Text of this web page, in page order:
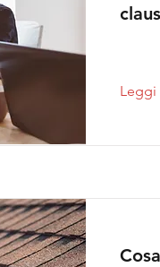
Leggi